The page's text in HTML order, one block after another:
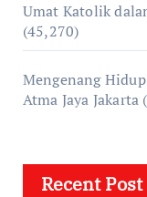
Umat Katolik
(45,270)
Mengenang
Atma Jaya Jakarta
Recent Post